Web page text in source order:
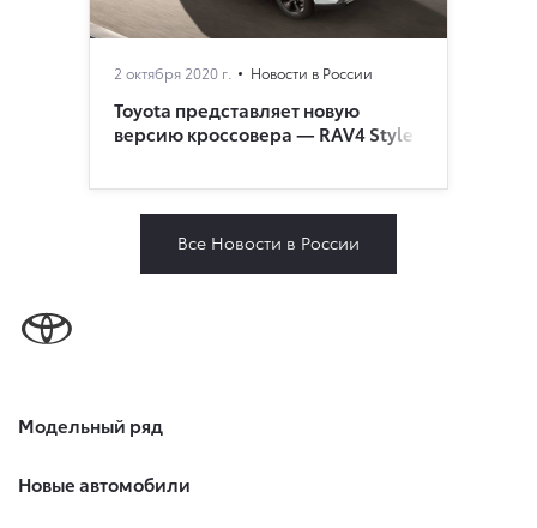
2 октября 2020 г. Новости в России
Toyota представляет новую
версию кроссовера — RAV4 Style
Все Новости в России
Модельный ряд
Новые автомобили